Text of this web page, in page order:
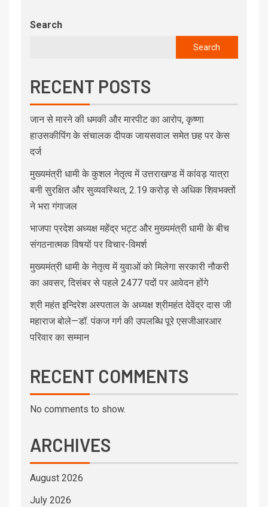
Search
Search
RECENT POSTS
जान से मारने की धमकी और मारपीट का आरोप, कृष्णा
हाउसकीपिंग के संचालक दीपक जायसवाल समेत छह पर केस
दर्ज
मुख्यमंत्री धामी के कुशल नेतृत्व में उत्तराखण्ड में कांवड़ यात्रा
बनी सुरक्षित और सुव्यवस्थित, 2.19 करोड़ से अधिक शिवभक्तों
ने भरा गंगाजल
भाजपा प्रदेश अध्यक्ष महेंद्र भट्ट और मुख्यमंत्री धामी के बीच
संगठनात्मक विषयों पर विचार-विमर्श
मुख्यमंत्री धामी के नेतृत्व में युवाओं को मिलेगा सरकारी नौकरी
का अवसर, दिसंबर से पहले 2477 पदों पर आवेदन होंगे
श्री महंत इन्दिरेश अस्पताल के अध्यक्ष श्रीमहंत देवेंद्र दास जी
महाराज बोले—डॉ. पंकज गर्ग की उपलब्धि पूरे एसजीआरआर
परिवार का सम्मान
RECENT COMMENTS
No comments to show.
ARCHIVES
August 2026
July 2026